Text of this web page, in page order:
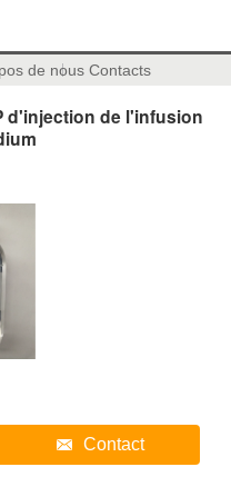
de nous Contacts
d'injection de l'infusion
Contact